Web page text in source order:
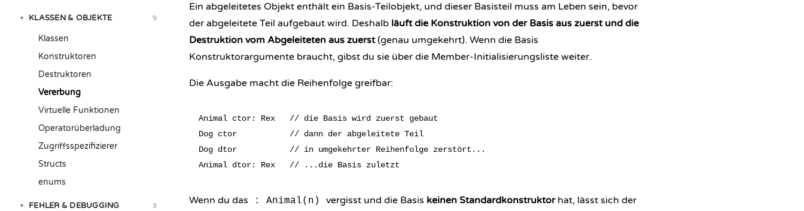
▾ KLASSEN & OBJEKTE 9
Klassen
Konstruktoren
Destruktoren
Vererbung
Virtuelle Funktionen
Operatorüberladung
Zugriffsspezifizierer
Structs
enums
▾ FEHLER & DEBUGGING 3
Ein abgeleitetes Objekt enthält ein Basis-Teilobjekt, und dieser Basisteil muss am Leben sein, bevor
der abgeleitete Teil aufgebaut wird. Deshalb läuft die Konstruktion von der Basis aus zuerst und die
Destruktion vom Abgeleiteten aus zuerst(genau umgekehrt). Wenn die Basis
Konstruktorargumente braucht, gibst du sie über die Member-Initialisierungsliste weiter.
Die Ausgabe macht die Reihenfolge greifbar:
Animal ctor: Rex   // die Basis wird zuerst gebaut
Dog ctor           // dann der abgeleitete Teil
Dog dtor           // in umgekehrter Reihenfolge zerstört...
Wenn du das : Animal(n) vergisst und die Basis keinen Standardkonstruktorhat, lässt sich der